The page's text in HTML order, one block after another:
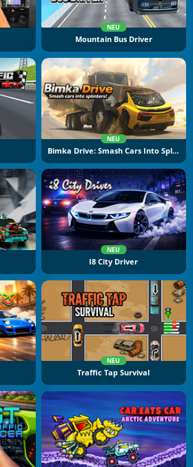
NEU
Mountain Bus Driver
NEU
Bimka Drive: Smash Cars Into Splinters
NEU
I8 City Driver
NEU
Traffic Tap Survival